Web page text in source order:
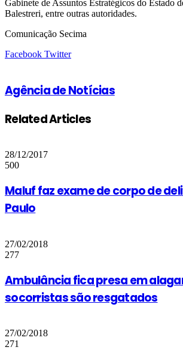
Gabinete de Assuntos Estratégicos do Estado
Balestreri, entre outras autoridades.
Comunicação Secima
Facebook TwitterGoogle+
LinkedIn
StumbleUpon
Tumblr
Pinterest
Reddit
VKontakte
Share
Print
Agência de Notícias
Related Articles
28/12/2017
500
Maluf faz exame de corpo de
Paulo
27/02/2018
277
Ambulância fica presa em
socorristas são resgatados
27/02/2018
271